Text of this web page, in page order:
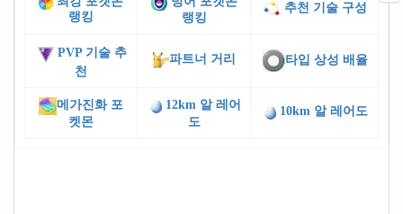
랭킹
랭킹
추천 기술 구성
PVP 기술 추
천
파트너 거리 타입 상성 배율
메가진화 포
켓몬
12km 알 레어
도
10km 알 레어도